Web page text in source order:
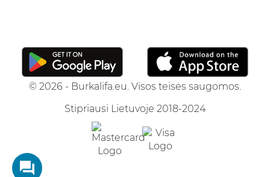
© 2026 - Burkalifa.eu. Visos teisės saugomos.
Stipriausi Lietuvoje 2018-2024